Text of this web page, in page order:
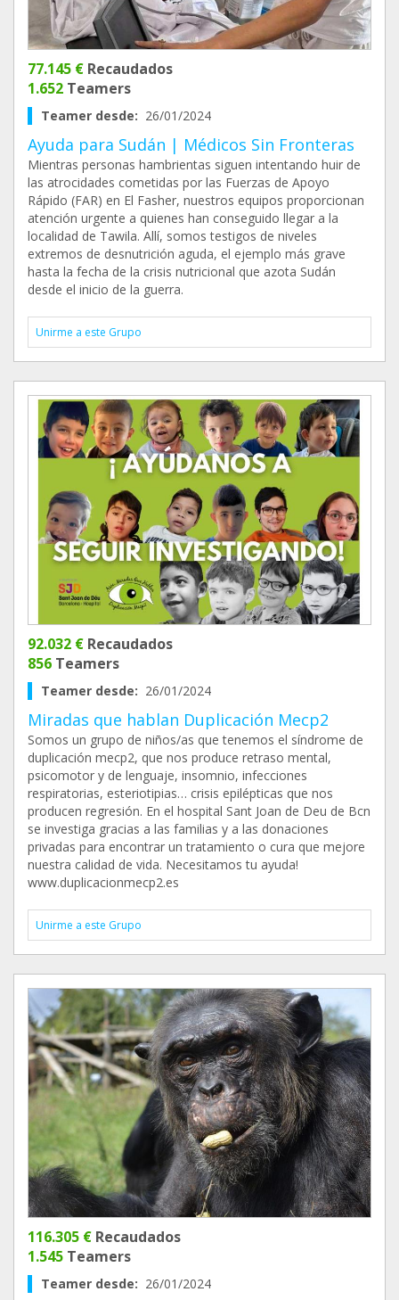
77.145 € Recaudados
1.652 Teamers
Teamer desde: 26/01/2024
Ayuda para Sudán | Médicos Sin Fronteras
Mientras personas hambrientas siguen intentando huir de
las atrocidades cometidas por las Fuerzas de Apoyo
Rápido (FAR) en El Fasher, nuestros equipos proporcionan
atención urgente a quienes han conseguido llegar a la
localidad de Tawila. Allí, somos testigos de niveles
extremos de desnutrición aguda, el ejemplo más grave
hasta la fecha de la crisis nutricional que azota Sudán
desde el inicio de la guerra.
Unirme a este Grupo
92.032 € Recaudados
856 Teamers
Teamer desde: 26/01/2024
Miradas que hablan Duplicación Mecp2
Somos un grupo de niños/as que tenemos el síndrome de
duplicación mecp2, que nos produce retraso mental,
psicomotor y de lenguaje, insomnio, infecciones
respiratorias, esteriotipias… crisis epilépticas que nos
producen regresión. En el hospital Sant Joan de Deu de Bcn
se investiga gracias a las familias y a las donaciones
privadas para encontrar un tratamiento o cura que mejore
nuestra calidad de vida. Necesitamos tu ayuda!
www.duplicacionmecp2.es
Unirme a este Grupo
116.305 € Recaudados
1.545 Teamers
Teamer desde: 26/01/2024